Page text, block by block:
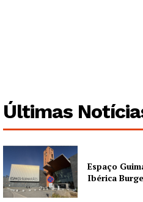
Últimas
Espaço
Ibérica